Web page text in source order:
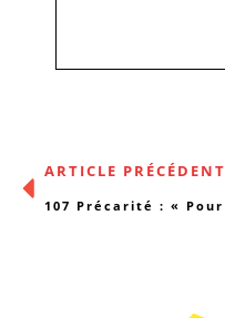
ARTICLE PRÉCÉDENT